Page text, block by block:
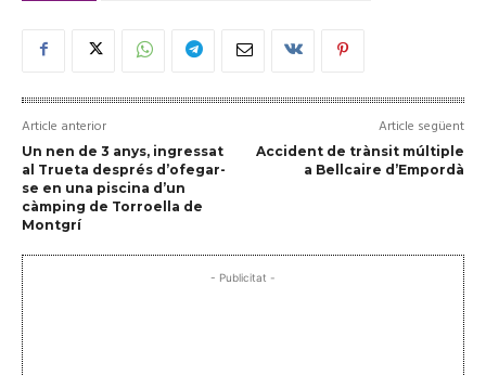
Article anterior
Un nen de 3 anys, ingressat
al Trueta després d’ofegar-
se en una piscina d’un
càmping de Torroella de
Montgrí
Article següent
Accident de trànsit múltiple
a Bellcaire d’Empordà
- Publicitat -